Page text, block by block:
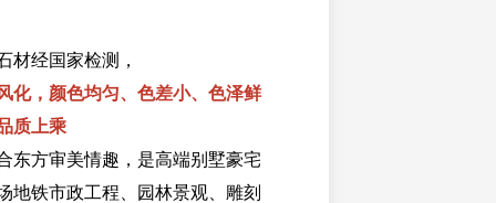
材经国家检测，
化，颜色均匀、色差小、色泽鲜
质上乘
东方审美情趣，是高端别墅豪宅
地铁市政工程、园林景观、雕刻